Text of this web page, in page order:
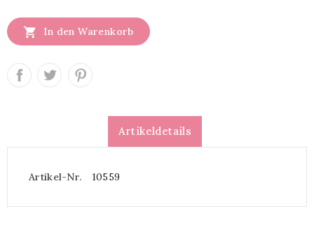
 In den Warenkorb
Artikeldetails
Artikel-Nr. 10559